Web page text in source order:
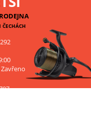
ČECHÁCH